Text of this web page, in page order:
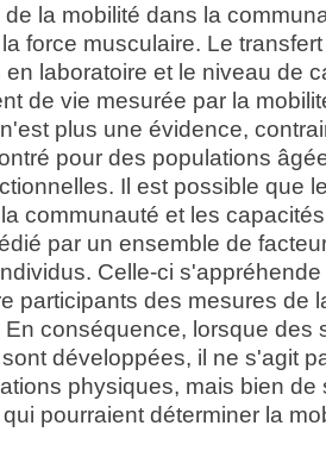
la mobilité dans la
force musculaire. Le
en laboratoire et le niveau de
de vie mesurée par la
plus une évidence,
pour des populations
Il est possible que
communauté et les
par un ensemble de
Celle-ci
participants des mesures de
conséquence, lorsque des
développées, il ne s'agit
physiques, mais bien de
pourraient déterminer la